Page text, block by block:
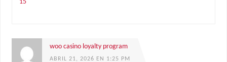
15
woo casino loyalty program
ABRIL 21, 2026 EN 1:25 PM